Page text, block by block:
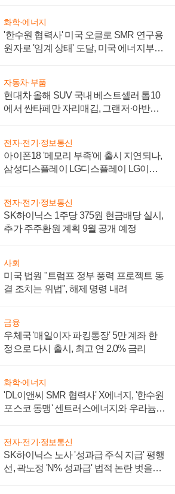
화학·에너지
'한수원 협력사' 미국 오클로 SMR 연구용
원자로 '임계 상태' 도달, 미국 에너지부
자동차·부품
현대차 올해 SUV 국내 베스트셀러 톱10
에서 싼타페만 자리매김, 그랜저·아반떼
전자·전기·정보통신
아이폰18 '메모리 부족'에 출시 지연되나,
삼성디스플레이 LG디스플레이 LG이노
전자·전기·정보통신
SK하이닉스 1주당 375원 현금배당 실시,
추가 주주환원 계획 9월 공개 예정
사회
미국 법원 "트럼프 정부 풍력 프로젝트 동
결 조치는 위법", 해제 명령 내려
금융
우체국 '매일이자 파킹통장' 5만 계좌 한
정으로 다시 출시, 최고 연 2.0% 금리
화학·에너지
'DL이앤씨 SMR 협력사' X에너지, '한수원
포스코 동맹' 센트러스에너지와 우라늄
전자·전기·정보통신
SK하이닉스 노사 '성과급 주식 지급' 평행
선, 곽노정 'N% 성과급' 법적 논란 벗을지